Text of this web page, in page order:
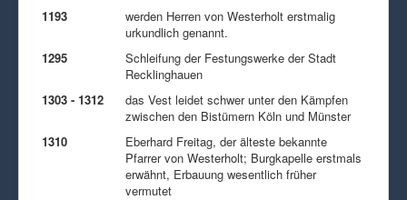
1193
werden Herren von Westerholt erstmalig
urkundlich genannt.
1295
Schleifung der Festungswerke der Stadt
Recklinghauen
1303 - 1312
das Vest leidet schwer unter den Kämpfen
zwischen den Bistümern Köln und Münster
1310
Eberhard Freitag, der älteste bekannte
Pfarrer von Westerholt; Burgkapelle erstmals
erwähnt, Erbauung wesentlich früher
vermutet